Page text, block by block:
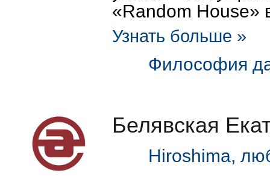
«Random House»
Узнать больше »
Философия
Белявская
Hiroshima,